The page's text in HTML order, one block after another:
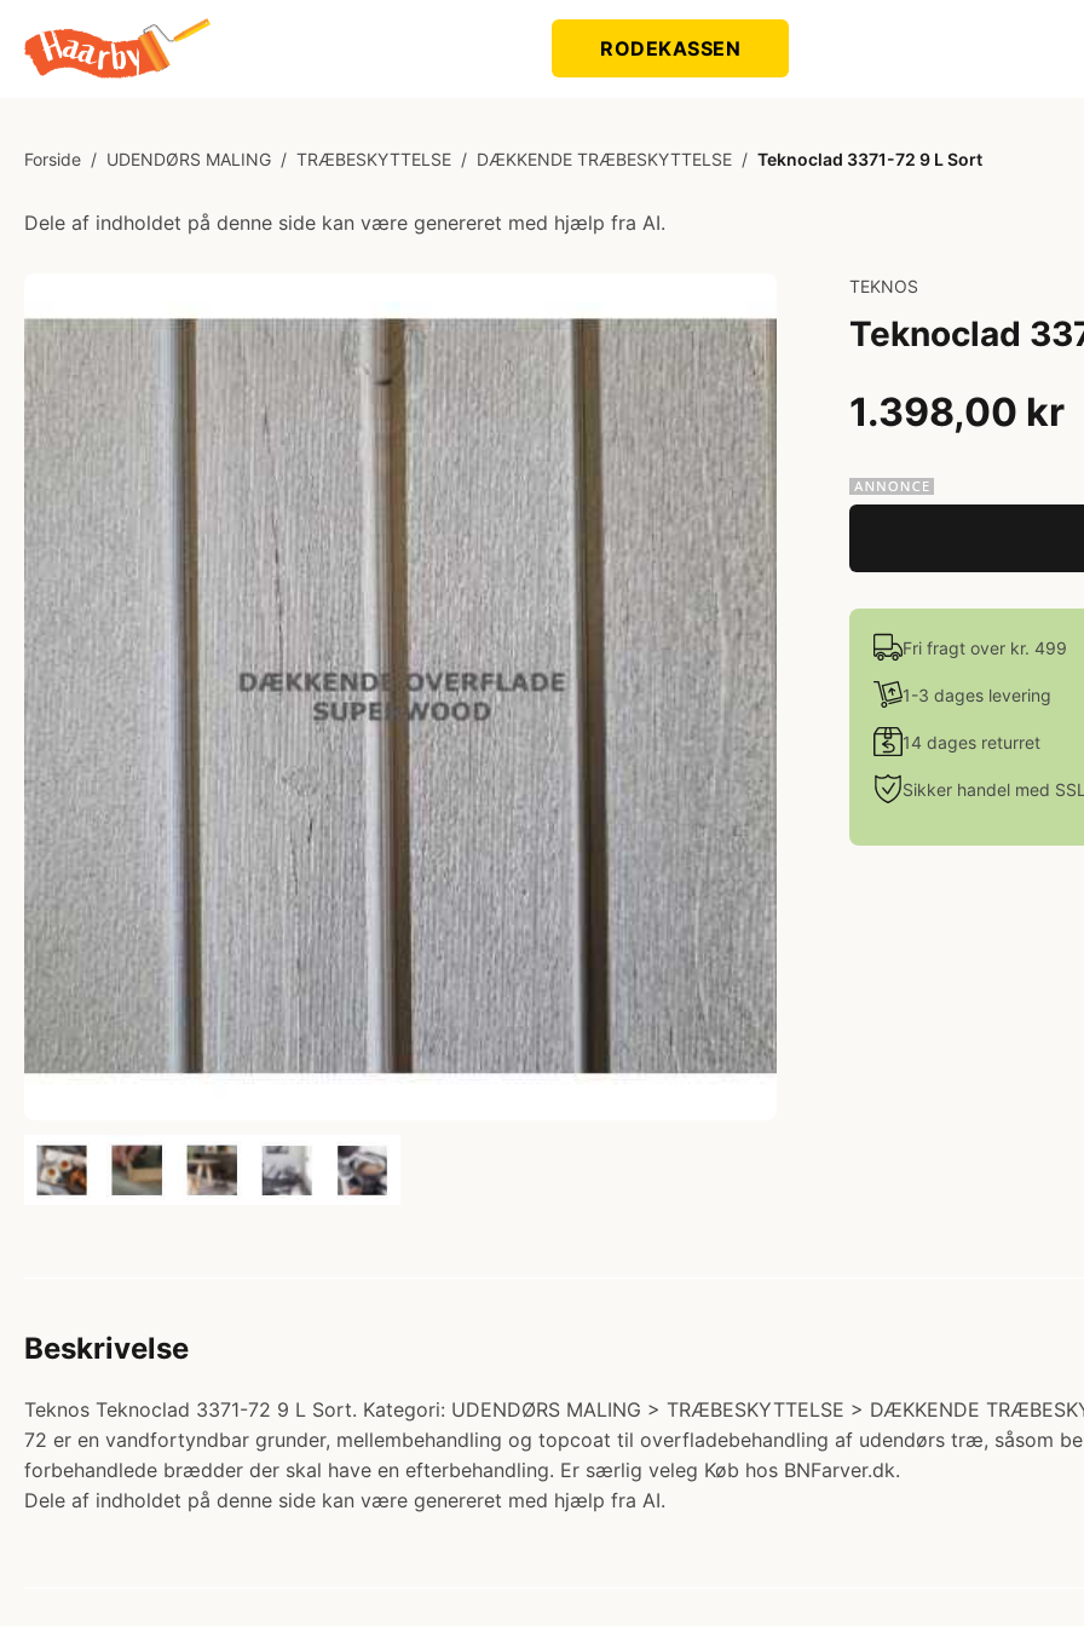
RODEKASSEN
Forside / UDENDØRS MALING / TRÆBESKYTTELSE / DÆKKENDE TRÆBESKYTTELSE / Teknoclad 3371-72 9 L Sort
Dele af indholdet på denne side kan være genereret med hjælp fra AI.
TEKNOS
Teknoclad
1.398,00 kr
Fri fragt over kr. 499
1-3 dages levering
14 dages returret
Sikker handel med
Beskrivelse
Teknos Teknoclad 3371-72 9 L Sort. Kategori: UDENDØRS MALING > TRÆBESKYTTELSE > DÆKKENDE
72 er en vandfortyndbar grunder, mellembehandling og topcoat til overfladebehandling af udendørs træ, såsom
forbehandlede brædder der skal have en efterbehandling. Er særlig veleg Køb hos BNFarver.dk.
Dele af indholdet på denne side kan være genereret med hjælp fra AI.